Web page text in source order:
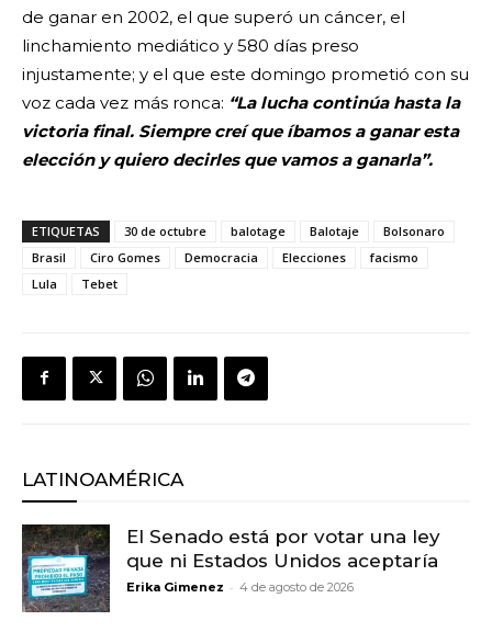
de ganar en 2002, el que superó un cáncer, el
linchamiento mediático y 580 días preso
injustamente; y el que este domingo prometió con su
voz cada vez más ronca: “La lucha continúa hasta la
victoria final. Siempre creí que íbamos a ganar esta
elección y quiero decirles que vamos a ganarla”.
ETIQUETAS 30 de octubre balotage Balotaje
Bolsonaro
Brasil
Ciro Gomes Democracia Elecciones
facismo
Lula
Tebet
LATINOAMÉRICA
El Senado está por votar una ley
que ni Estados Unidos aceptaría
Erika Gimenez - 4 de agosto de 2026